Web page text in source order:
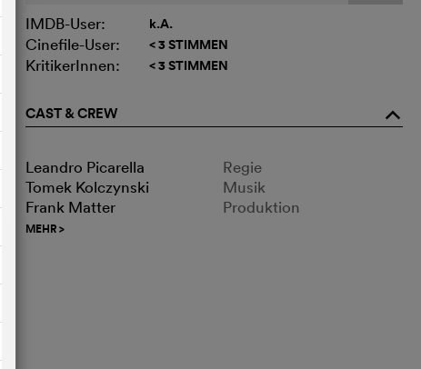
IMDB-User:
k.A.
Cinefile-User: < 3 STIMMEN
KritikerInnen: < 3 STIMMEN
CAST & CREW o
Leandro Picarella
Regie
Tomek Kolczynski
Musik
Frank Matter
Produktion
MEHR>